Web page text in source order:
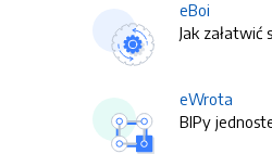
eBoi
Jak załatwić
eWrota
BIPy